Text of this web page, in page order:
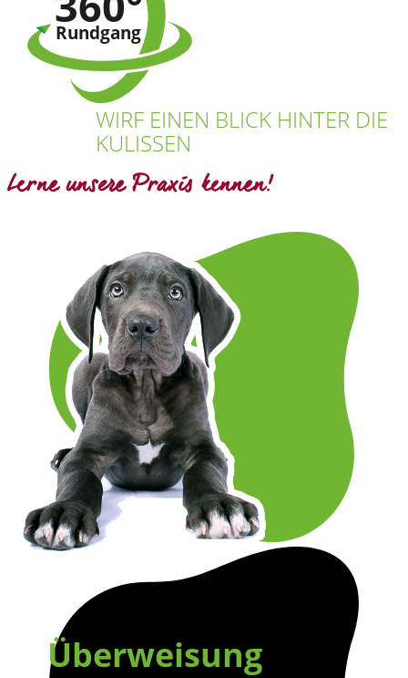
WIRF EINEN BLICK HINTER DIE
KULISSEN
Lerne unsere Praxis kennen!
Überweisung